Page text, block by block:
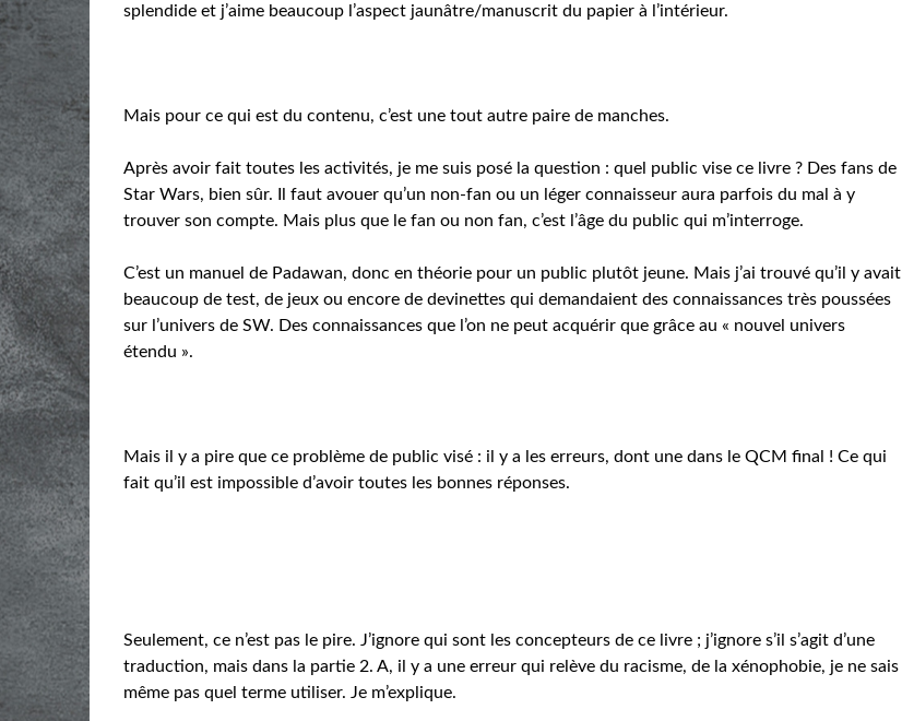
splendide et j’aime beaucoup l’aspect jaunâtre/manuscrit du papier à l’intérieur.
Mais pour ce qui est du contenu, c’est une tout autre paire de manches.
Après avoir fait toutes les activités, je me suis posé la question : quel public vise ce livre ? Des fans de
Star Wars, bien sûr. Il faut avouer qu’un non-fan ou un léger connaisseur aura parfois du mal à y
trouver son compte. Mais plus que le fan ou non fan, c’est l’âge du public qui m’interroge.
C’est un manuel de Padawan, donc en théorie pour un public plutôt jeune. Mais j’ai trouvé qu’il y avait
beaucoup de test, de jeux ou encore de devinettes qui demandaient des connaissances très poussées
sur l’univers de SW. Des connaissances que l’on ne peut acquérir que grâce au « nouvel univers
étendu ».
Mais il y a pire que ce problème de public visé : il y a les erreurs, dont une dans le QCM final ! Ce qui
fait qu’il est impossible d’avoir toutes les bonnes réponses.
Seulement, ce n’est pas le pire. J’ignore qui sont les concepteurs de ce livre ; j’ignore s’il s’agit d’une
traduction, mais dans la partie 2. A, il y a une erreur qui relève du racisme, de la xénophobie, je ne sais
même pas quel terme utiliser. Je m’explique.